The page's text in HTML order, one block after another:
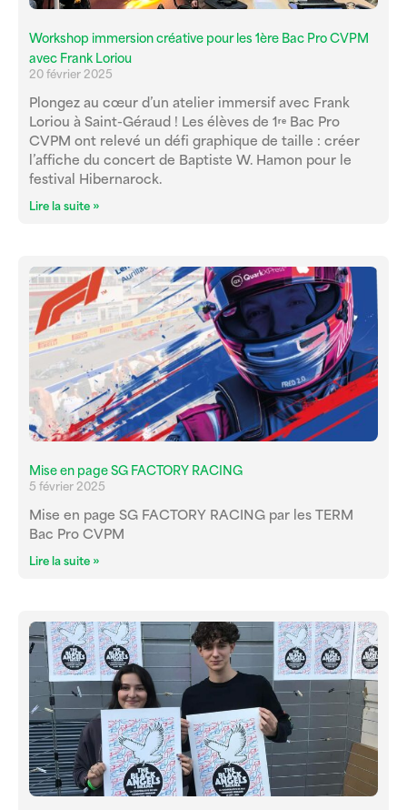
Workshop immersion créative pour les 1ère Bac Pro CVPM
avec Frank Loriou
20 février 2025
Plongez au cœur d’un atelier immersif avec Frank
Loriou à Saint-Géraud ! Les élèves de 1ʳᵉ Bac Pro
CVPM ont relevé un défi graphique de taille : créer
l’affiche du concert de Baptiste W. Hamon pour le
festival Hibernarock.
Lire la suite »
Mise en page SG FACTORY RACING
5 février 2025
Mise en page SG FACTORY RACING par les TERM
Bac Pro CVPM
Lire la suite »